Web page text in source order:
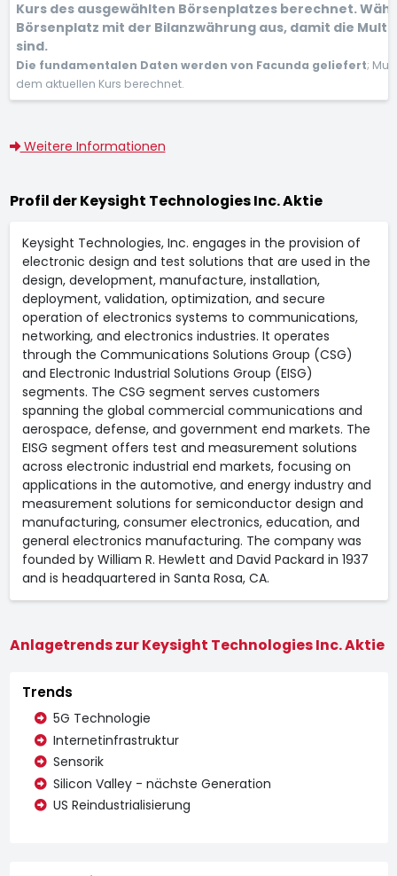
Kurs des ausgewählten Börsenplatzes berechnet.
Börsenplatz mit der Bilanzwährung aus, damit die
sind.
Die fundamentalen Daten werden von Facunda geliefert;
dem aktuellen Kurs berechnet.
Weitere Informationen
Profil der Keysight Technologies Inc. Aktie
Keysight Technologies, Inc. engages in the provision of
electronic design and test solutions that are used in the
design, development, manufacture, installation,
deployment, validation, optimization, and secure
operation of electronics systems to communications,
networking, and electronics industries. It operates
through the Communications Solutions Group (CSG)
and Electronic Industrial Solutions Group (EISG)
segments. The CSG segment serves customers
spanning the global commercial communications and
aerospace, defense, and government end markets. The
EISG segment offers test and measurement solutions
across electronic industrial end markets, focusing on
applications in the automotive, and energy industry and
measurement solutions for semiconductor design and
manufacturing, consumer electronics, education, and
general electronics manufacturing. The company was
founded by William R. Hewlett and David Packard in 1937
and is headquartered in Santa Rosa, CA.
Anlagetrends zur Keysight Technologies Inc. Aktie
Trends
5G Technologie
Internetinfrastruktur
Sensorik
Silicon Valley - nächste Generation
US Reindustrialisierung